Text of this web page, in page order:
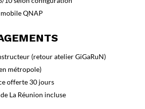
QNAP
(retour atelier GiGaRuN)
métropole)
offerte 30 jours
La Réunion incluse